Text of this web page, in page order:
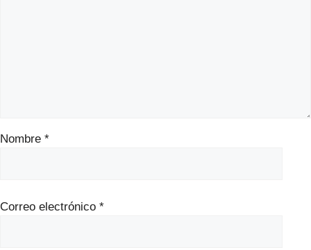
Nombre *
Correo electrónico *